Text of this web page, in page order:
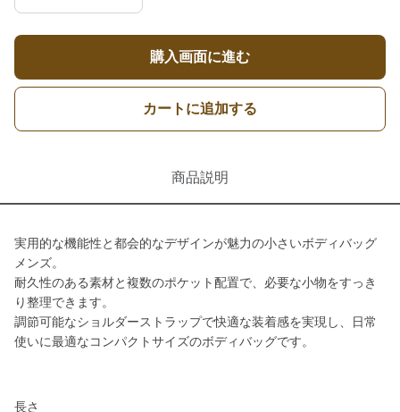
購入画面に進む
カートに追加する
商品説明
実用的な機能性と都会的なデザインが魅力の小さいボディバッグ
メンズ。
耐久性のある素材と複数のポケット配置で、必要な小物をすっき
り整理できます。
調節可能なショルダーストラップで快適な装着感を実現し、日常
使いに最適なコンパクトサイズのボディバッグです。
長さ